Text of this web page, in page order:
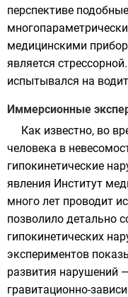
перспективе
медицинскими
является
испытывался на
Иммерсионные
Как известно, во
человека в
гипокинетические
явления Институт
много лет проводит
позволило детально
гипокинетических
экспериментов
развития нарушений
гравитационно-